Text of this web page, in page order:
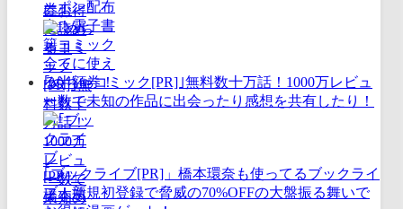
券！
｢めちゃコミック[PR]｣無料数十万話！1000万レビュ
ー数で未知の作品に出会ったり感想を共有したり！
｢ブックライブ[PR]」橋本環奈も使ってるブックライ
ブ！新規初登録で脅威の70%OFFの大盤振る舞いで